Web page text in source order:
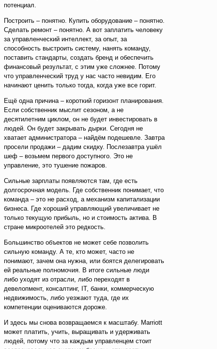
потенциал.
Построить – понятно. Купить оборудование – понятно.
Сделать ремонт – понятно. А вот заплатить человеку
за управленческий интеллект, за опыт, за
способность выстроить систему, нанять команду,
поставить стандарты, создать бренд и обеспечить
финансовый результат, с этим уже сложнее. Потому
что управленческий труд у нас часто невидим. Его
начинают ценить только тогда, когда уже все горит.
Ещё одна причина – короткий горизонт планирования.
Если собственник мыслит сезоном, а не
десятилетним циклом, он не будет инвестировать в
людей. Он будет закрывать дырки. Сегодня не
хватает администратора – найдём подешевле. Завтра
просели продажи – дадим скидку. Послезавтра ушёл
шеф – возьмем первого доступного. Это не
управление, это тушение пожаров.
Сильные зарплаты появляются там, где есть
долгосрочная модель. Где собственник понимает, что
команда – это не расход, а механизм капитализации
бизнеса. Где хороший управляющий увеличивает не
только текущую прибыль, но и стоимость актива. В
стране микроотелей это редкость.
Большинство объектов не может себе позволить
сильную команду. А те, кто может, часто не
понимают, зачем она нужна, или боятся делегировать
ей реальные полномочия. В итоге сильные люди
либо уходят из отрасли, либо переходят в
девелопмент, консалтинг, IT, банки, коммерческую
недвижимость, либо уезжают туда, где их
компетенции оцениваются дороже.
И здесь мы снова возвращаемся к масштабу. Marriott
может платить, учить, выращивать и удерживать
людей, потому что за каждым управленцем стоит